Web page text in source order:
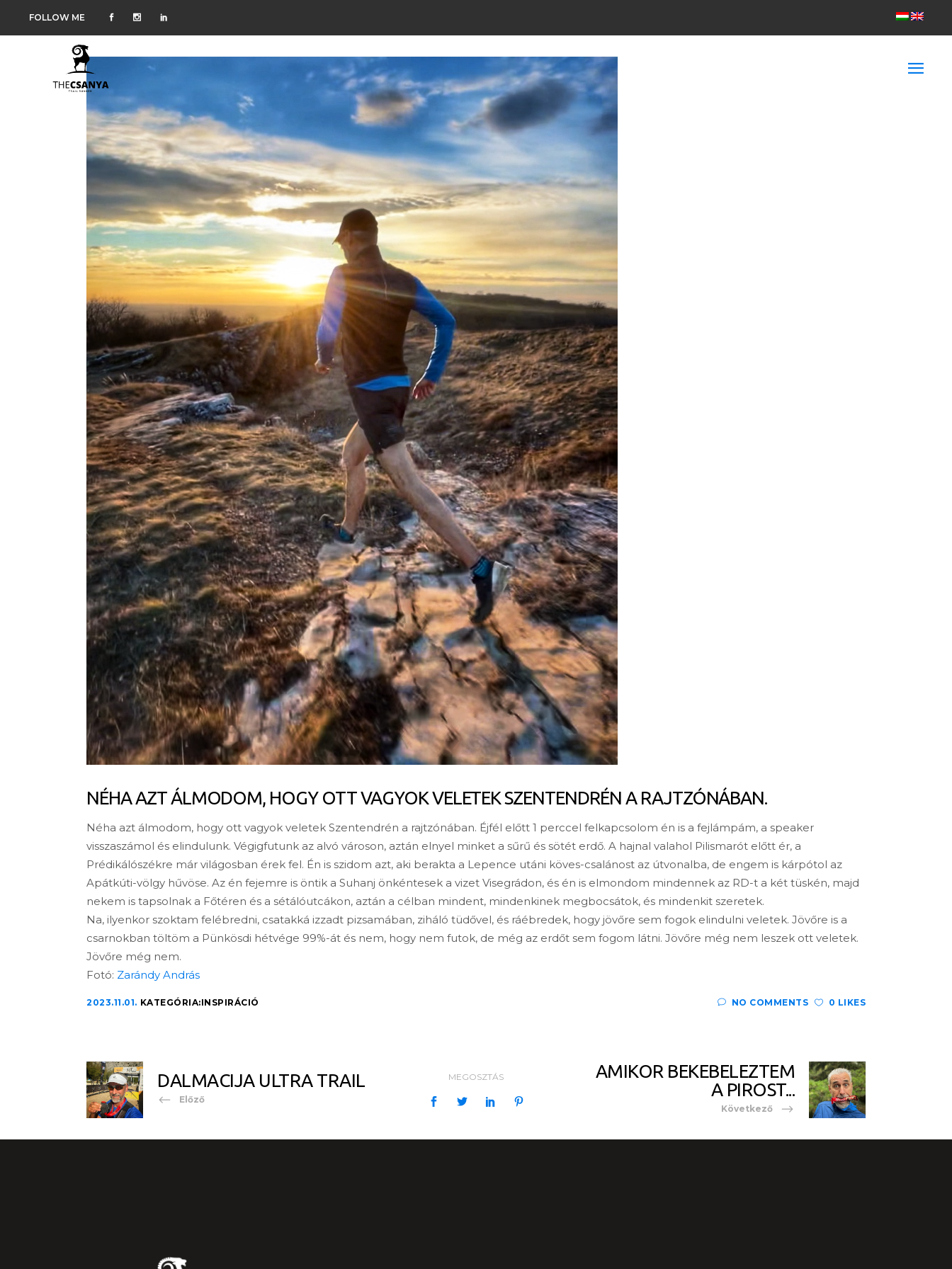
FOLLOW ME
NÉHA AZT ÁLMODOM, HOGY OTT VAGYOK VELETEK SZENTENDRÉN A RAJTZÓNÁBAN.
Néha azt álmodom, hogy ott vagyok veletek Szentendrén a rajtzónában. Éjfél előtt 1 perccel felkapcsolom én is a fejlámpám, a speaker
visszaszámol és elindulunk. Végigfutunk az alvó városon, aztán elnyel minket a sűrű és sötét erdő. A hajnal valahol Pilismarót előtt ér, a
Prédikálószékre már világosban érek fel. Én is szidom azt, aki berakta a Lepence utáni köves-csalánost az útvonalba, de engem is kárpótol az
Apátkúti-völgy hűvöse. Az én fejemre is öntik a Suhanj önkéntesek a vizet Visegrádon, és én is elmondom mindennek az RD-t a két tüskén, majd
nekem is tapsolnak a Főtéren és a sétálóutcákon, aztán a célban mindent, mindenkinek megbocsátok, és mindenkit szeretek.
Na, ilyenkor szoktam felébredni, csatakká izzadt pizsamában, ziháló tüdővel, és ráébredek, hogy jövőre sem fogok elindulni veletek. Jövőre is a
csarnokban töltöm a Pünkösdi hétvége 99%-át és nem, hogy nem futok, de még az erdőt sem fogom látni. Jövőre még nem leszek ott veletek.
Jövőre még nem.
Fotó: Zarándy András
2023.11.01. KATEGÓRIA:INSPIRÁCIÓ NO COMMENTS 0 LIKES
DALMACIJA ULTRA TRAIL
Előző
MEGOSZTÁS
AMIKOR BEKEBELEZTEM
A PIROST...
Következő